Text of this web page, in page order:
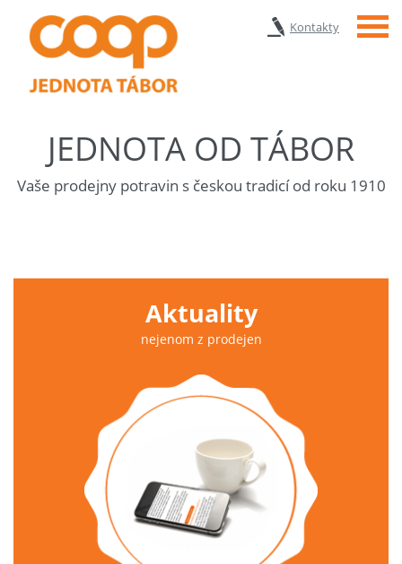
Kontakty Menu
JEDNOTA OD TÁBOR
Vaše prodejny potravin s českou tradicí od roku 1910
Aktuality
nejenom z prodejen